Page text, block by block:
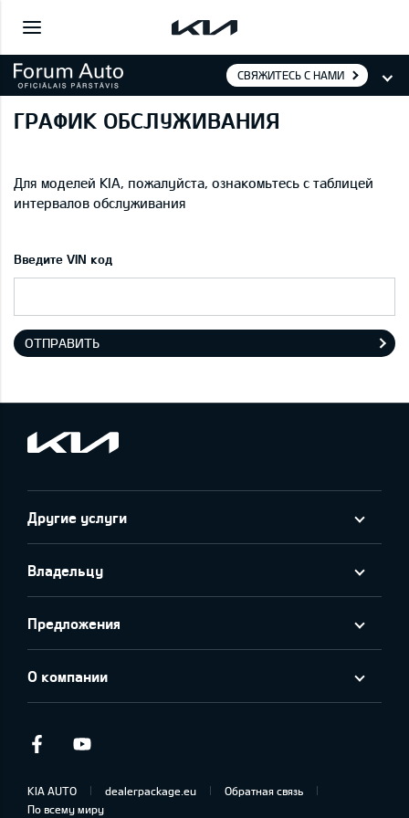
СВЯЖИТЕСЬ С НАМИ
ГРАФИК ОБСЛУЖИВАНИЯ
Для моделей KIA, пожалуйста, ознакомьтесь с таблицей
интервалов обслуживания
Введите VIN код
ОТПРАВИТЬ
Другие услуги
Владельцу
Предложения
О компании
Facebook
KIA AUTO dealerpackage.eu
Обратная связь
По всему миру